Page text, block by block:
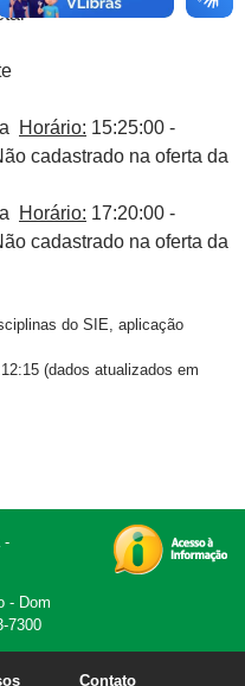
Horário: 15:25:00 -
cadastrado na oferta da
Horário: 17:20:00 -
cadastrado na oferta da
do SIE, aplicação
(dados atualizados em
-
- Dom
7300
Contato